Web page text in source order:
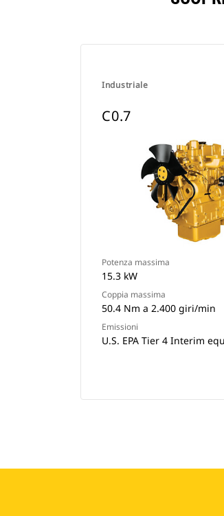
Industriale
C0.7
Potenza massima
15.3 kW
Coppia massima
50.4 Nm a 2.400 giri/min
Emissioni
U.S. EPA Tier 4 Interim